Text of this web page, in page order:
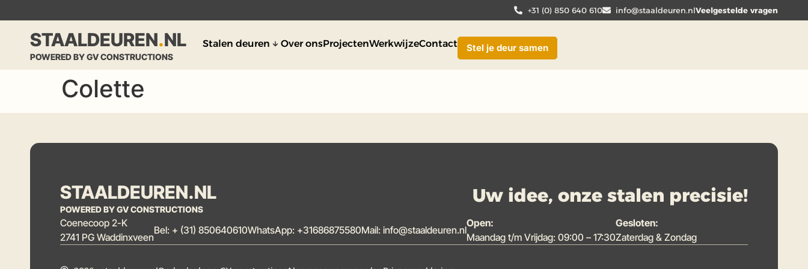
+31 (0) 850 640 610 info@staaldeuren.nlVeelgestelde vragen
STAALDEUREN.NL
POWERED BY GV CONSTRUCTIONS
Stalen deuren Over onsProjectenWerkwijzeContact Stel je deur samen
Colette
STAALDEUREN.NL
POWERED BY GV CONSTRUCTIONS
Uw idee, onze stalen precisie!
Coenecoop 2-K
2741 PG Waddinxveen
Bel: + (31) 850640610WhatsApp: +31686875580Mail: info@staaldeuren.nl
Open:
Maandag t/m Vrijdag: 09:00 – 17:30
Gesloten:
Zaterdag & Zondag